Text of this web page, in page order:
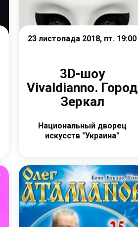
23 листопада 2018, пт. 19:00
3D-шоу
Vivaldianno. Город
Зеркал
Национальный дворец
искусств "Украина"
Детальніше